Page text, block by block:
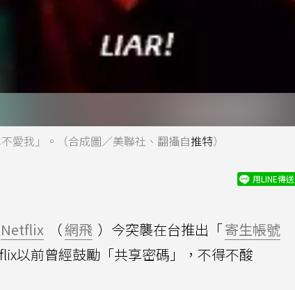
愛我」。（合成圖／美聯社、翻攝自推特）
用LINE傳送
Netflix （網飛 ）今突襲在台推出「寄生帳號
以前曾經鼓勵「共享密碼」，不得不酸